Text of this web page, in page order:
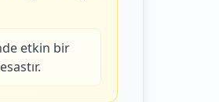
etkin bir